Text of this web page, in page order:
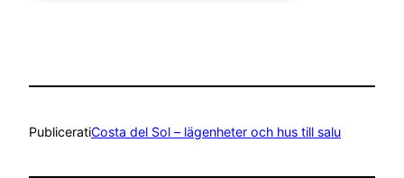
PubliceratiCosta del Sol – lägenheter och hus till salu